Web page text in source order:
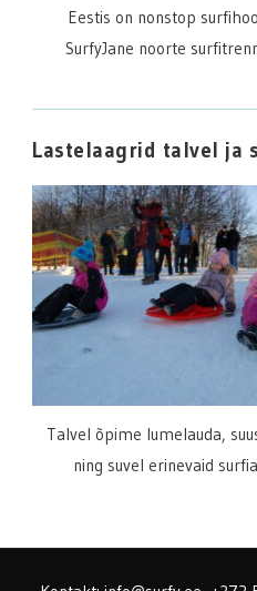
Eestis on nonstop
SurfyJane noorte
Lastelaagrid talvel ja
Talvel õpime lumelauda,
ning suvel erinevaid